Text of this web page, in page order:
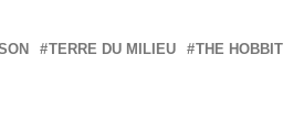
TERRE DU MILIEU
THE HOBBIT